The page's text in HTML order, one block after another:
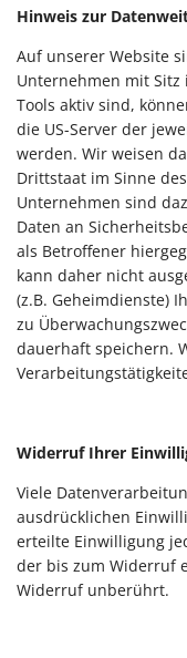
Hinweis zur
Auf unserer Website
Unternehmen mit Sitz
Tools aktiv sind,
die US-Server der
werden. Wir weisen
Drittstaat im Sinne
Unternehmen sind
Daten an
als Betroffener
kann daher nicht
(z.B. Geheimdienste)
zu
dauerhaft speichern.
Widerruf Ihrer
Viele
ausdrücklichen
erteilte Einwilligung
der bis zum Widerruf
Widerruf unberührt.